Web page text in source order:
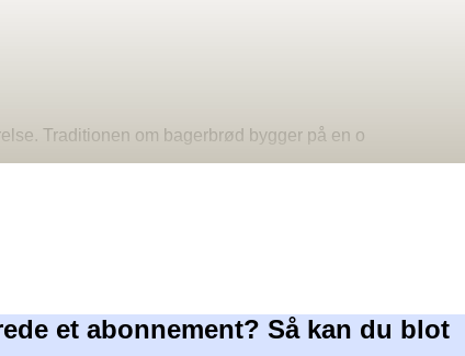
Traditionen om bagerbrød bygger på en o
et abonnement? Så kan du blot